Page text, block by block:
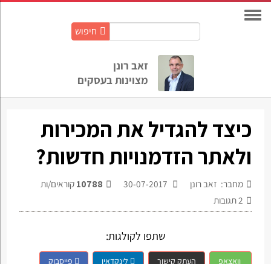
חיפוש
זאב רונן
מצוינות בעסקים
כיצד להגדיל את המכירות
ולאתר הזדמנויות חדשות?
מחבר: זאב רונן 10788 קוראים/ות
2תגובות
שתפו לקולגות:
וואצאפ העתק קישור לינקדאין פייסבוק